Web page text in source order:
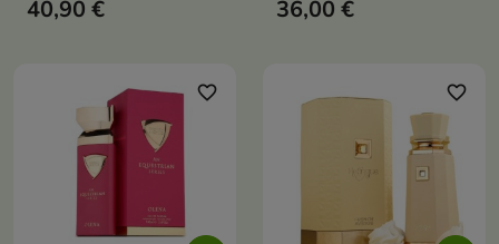
40,90 € 36,00 €
favorite_border favorite_border